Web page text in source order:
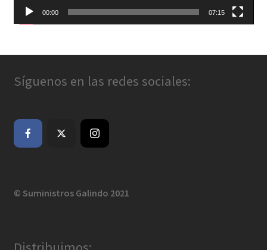
00:00 07:15
Síguenos en las redes sociales:
© Suministros Galindo 2021